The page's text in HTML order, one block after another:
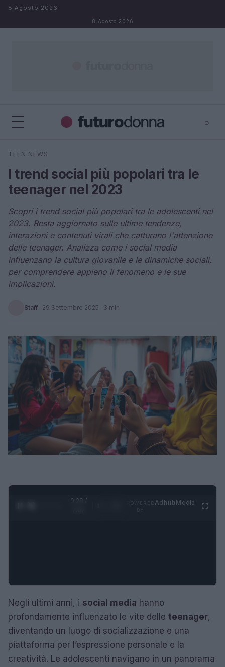
Salta al contenuto
8 Agosto 2026
8 Agosto 2026
⌕
Cerca
TEEN NEWS
I trend social più popolari tra le
teenager nel 2023
Scopri i trend social più popolari tra le adolescenti nel
2023. Resta aggiornato sulle ultime tendenze,
interazioni e contenuti virali che catturano l'attenzione
delle teenager. Analizza come i social media
influenzano la cultura giovanile e le dinamiche sociali,
per comprendere appieno il fenomeno e le sue
implicazioni.
Staff · 29 Settembre 2025 · 3 min
0:29 /
AdhubMedia
Negli ultimi anni, i social media hanno
profondamente influenzato le vite delle teenager,
diventando un luogo di socializzazione e una
piattaforma per l’espressione personale e la
creatività. Le adolescenti navigano in un panorama